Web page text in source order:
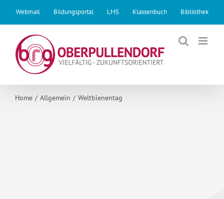
content
Webmail Bildungsportal LMS Klassenbuch Bibliothek
Home Allgemein Weltbienentag